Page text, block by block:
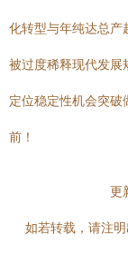
化转型与年纯达总产
被过度稀释现代发展
定位稳定性机会突破
前！
更
如若转载，请注